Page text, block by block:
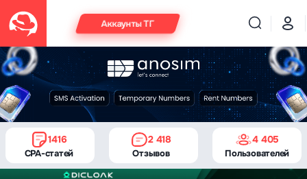
Аккаунты ТГ
1416
CPA-статей
2 418
Отзывов
4 405
Пользователей